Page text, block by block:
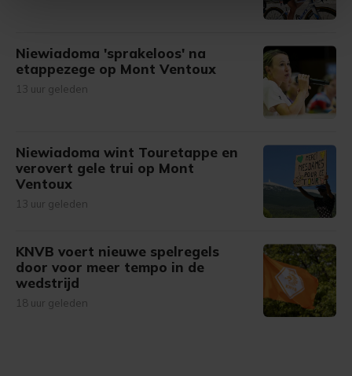
bezoek makkelijker en persoonlijker. Op
onze cookiepagina kun je ons cookiebeleid bekijken en je
gemaakte keuze altijd wijzigen of intrekken.
Niewiadoma 'sprakeloos' na
etappezege op Mont Ventoux
13 uur geleden
Niewiadoma wint Touretappe en
verovert gele trui op Mont
Ventoux
13 uur geleden
KNVB voert nieuwe spelregels
door voor meer tempo in de
wedstrijd
18 uur geleden